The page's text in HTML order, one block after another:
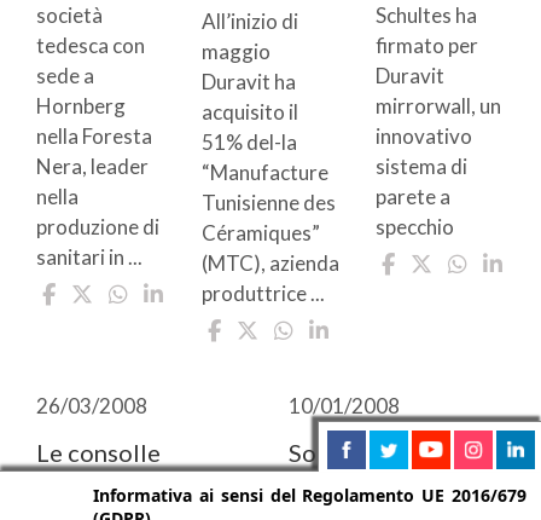
società
tedesca con
sede a
Hornberg
nella Foresta
Nera, leader
nella
produzione di
sanitari in ...
All’inizio di
maggio
Duravit ha
acquisito il
51% del-la
“Manufacture
Tunisienne des
Céramiques”
(MTC), azienda
produttrice ...
Schultes ha
firmato per
Duravit
mirrorwall, un
innovativo
sistema di
parete a
specchio
26/03/2008
Le consolle
diventano chic
10/01/2008
Soluzioni Duravit:
estetica,
Informativa ai sensi del Regolamento UE 2016/679